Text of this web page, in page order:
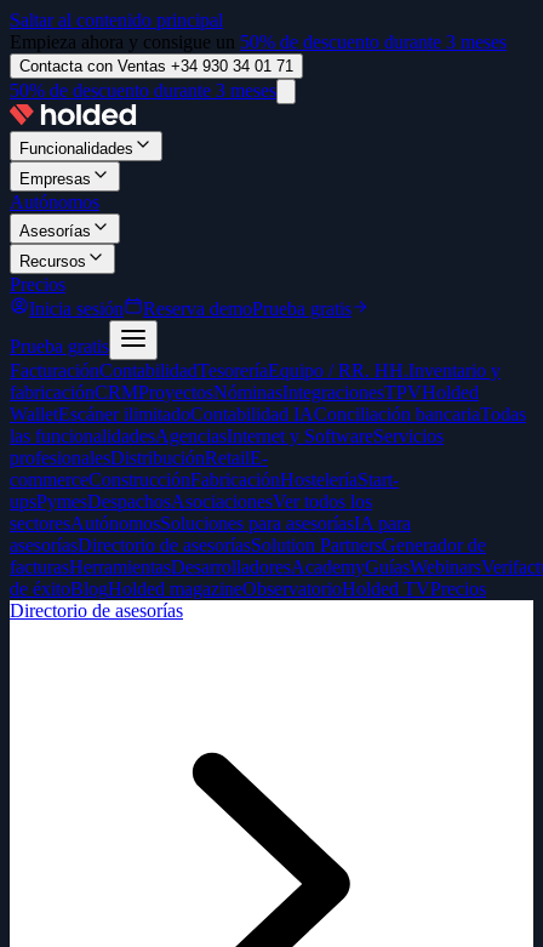
Saltar al contenido principal
Empieza ahora y consigue un 50% de descuento durante 3 meses
Contacta con Ventas +34 930 34 01 71
50% de descuento durante 3 meses
Funcionalidades
Empresas
Autónomos
Asesorías
Recursos
Precios
Inicia sesión
Reserva demoPrueba gratis
Prueba gratis
FacturaciónContabilidadTesoreríaEquipo / RR. HH.Inventario y
fabricaciónCRMProyectosNóminasIntegracionesTPVHolded
WalletEscáner ilimitadoContabilidad IAConciliación bancariaTodas
las funcionalidadesAgenciasInternet y SoftwareServicios
profesionalesDistribuciónRetailE-
commerceConstrucciónFabricaciónHosteleríaStart-
upsPymesDespachosAsociacionesVer todos los
sectoresAutónomosSoluciones para asesoríasIA para
asesoríasDirectorio de asesoríasSolution PartnersGenerador de
facturasHerramientasDesarrolladoresAcademyGuíasWebinars
de éxitoBlogHolded magazineObservatorioHolded TVPrecios
Directorio de asesorías